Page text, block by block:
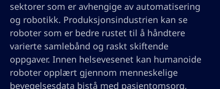
sektorer som er avhengige av automatisering
og robotikk. Produksjonsindustrien kan se
roboter som er bedre rustet til å håndtere
varierte samlebånd og raskt skiftende
oppgaver. Innen helsevesenet kan humanoide
roboter opplært gjennom menneskelige
bevegelsesdata bistå med pasientomsorg,